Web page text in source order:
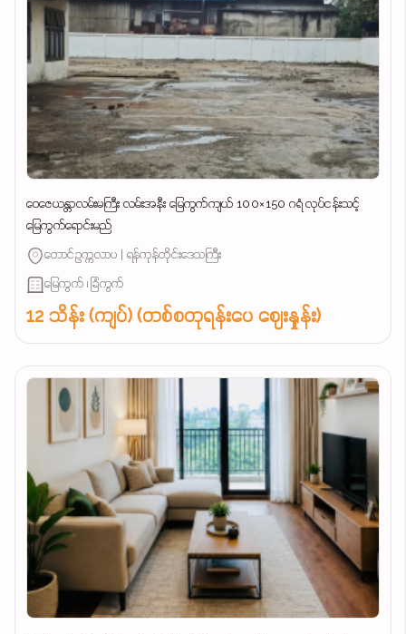
ဝေဇေယန္တာလမ်းမကြီး လမ်းအနီး မြေကွက်ကျယ် 100×150 ဂရံ လုပ်ငန်းသင့်
မြေကွက်ရောင်းမည်
တောင်ဥက္ကလာပ | ရန်ကုန်တိုင်းဒေသကြီး
မြေကွက် ၊ ခြံကွက်
12 သိန်း (ကျပ်) (တစ်စတုရန်းပေ ဈေးနှုန်း)